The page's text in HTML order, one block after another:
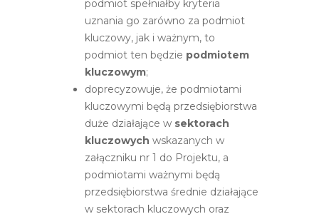
podmiot spełniałby kryteria
uznania go zarówno za podmiot
kluczowy, jak i ważnym, to
podmiot ten będzie podmiotem
kluczowym;
doprecyzowuje, że podmiotami
kluczowymi będą przedsiębiorstwa
duże działające w sektorach
kluczowych wskazanych w
załączniku nr 1 do Projektu, a
podmiotami ważnymi będą
przedsiębiorstwa średnie działające
w sektorach kluczowych oraz